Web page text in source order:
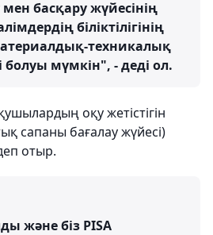
мен басқару жүйесінің
біліктілігінің
техникалық
болуы мүмкін", - деді ол.
оқу жетістігін
сапаны бағалау жүйесі)
отыр.
және біз PISA